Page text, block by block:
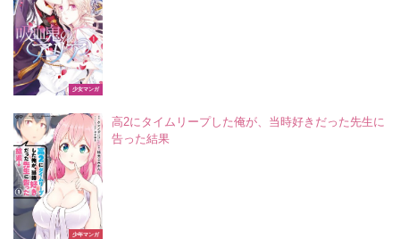
少女マンガ
少年マンガ
高2にタイムリープした俺が、当時好きだった先生に
告った結果